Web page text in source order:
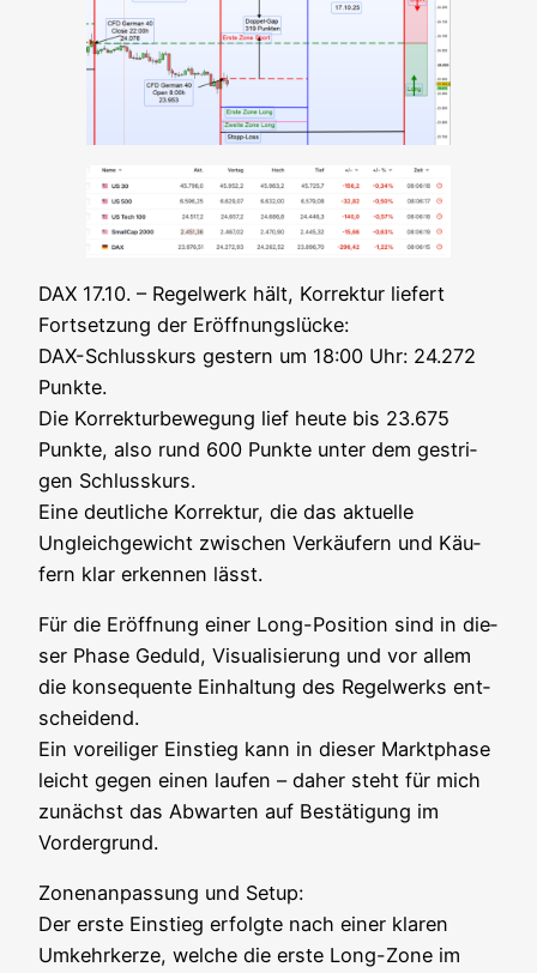
DAX 17.10. – Regel­werk hält, Kor­rek­tur lie­fert
Fort­set­zung der Eröff­nungs­lü­cke:
DAX-Schluss­kurs ges­tern um 18:00 Uhr: 24.272
Punk­te.
Die Kor­rek­tur­be­we­gung lief heu­te bis 23.675
Punk­te, also rund 600 Punk­te unter dem gest­ri­
gen Schluss­kurs.
Eine deut­li­che Kor­rek­tur, die das aktu­el­le
Ungleich­ge­wicht zwi­schen Ver­käu­fern und Käu­
fern klar erken­nen lässt.
Für die Eröff­nung einer Long-Posi­ti­on sind in die­
ser Pha­se Geduld, Visua­li­sie­rung und vor allem
die kon­se­quen­te Ein­hal­tung des Regel­werks ent­
schei­dend.
Ein vor­ei­li­ger Ein­stieg kann in die­ser Markt­pha­se
leicht gegen einen lau­fen – daher steht für mich
zunächst das Abwar­ten auf Bestä­ti­gung im
Vordergrund.
Zonen­an­pas­sung und Set­up:
Der ers­te Ein­stieg erfolg­te nach einer kla­ren
Umkehr­ker­ze, wel­che die ers­te Long-Zone im